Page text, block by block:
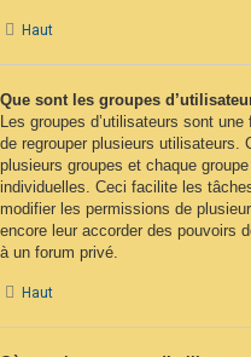
Haut
Que sont les groupes
Les groupes d’utilisateurs sont
de regrouper plusieurs utilisateurs.
plusieurs groupes et chaque
individuelles. Ceci facilite les
modifier les permissions de
encore leur accorder des pouvoirs
à un forum privé.
Haut